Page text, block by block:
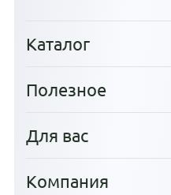
Каталог
Полезное
Для вас
Компания